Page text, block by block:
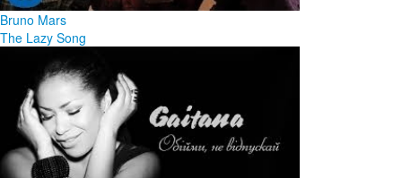
Bruno Mars
The Lazy Song